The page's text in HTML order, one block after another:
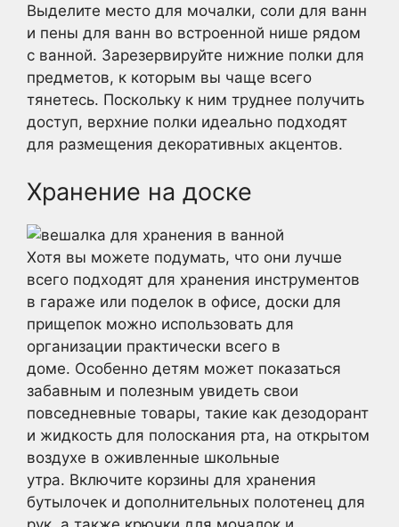
Выделите место для мочалки, соли для ванн
и пены для ванн во встроенной нише рядом
с ванной. Зарезервируйте нижние полки для
предметов, к которым вы чаще всего
тянетесь. Поскольку к ним труднее получить
доступ, верхние полки идеально подходят
для размещения декоративных акцентов.
Хранение на доске
Хотя вы можете подумать, что они лучше
всего подходят для хранения инструментов
в гараже или поделок в офисе, доски для
прищепок можно использовать для
организации практически всего в
доме. Особенно детям может показаться
забавным и полезным увидеть свои
повседневные товары, такие как дезодорант
и жидкость для полоскания рта, на открытом
воздухе в оживленные школьные
утра. Включите корзины для хранения
бутылочек и дополнительных полотенец для